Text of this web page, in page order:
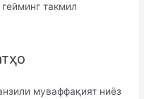
такмил
муваффақият ниёз